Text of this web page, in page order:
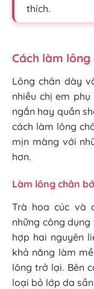
thích.
Cách làm
Lông chân dày
nhiều chị em
ngắn hay quần
cách làm lông
mịn màng với
hơn.
Làm lông chân
Trà hoa cúc và
những công
hợp hai nguyên
khả năng làm
lông trở lại. Bên
loại bỏ lớp da